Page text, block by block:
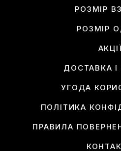
РОЗМІР
РОЗМІР
АКЦІЇ
ДОСТАВКА І
УГОДА
ПОЛІТИКА
ПРАВИЛА